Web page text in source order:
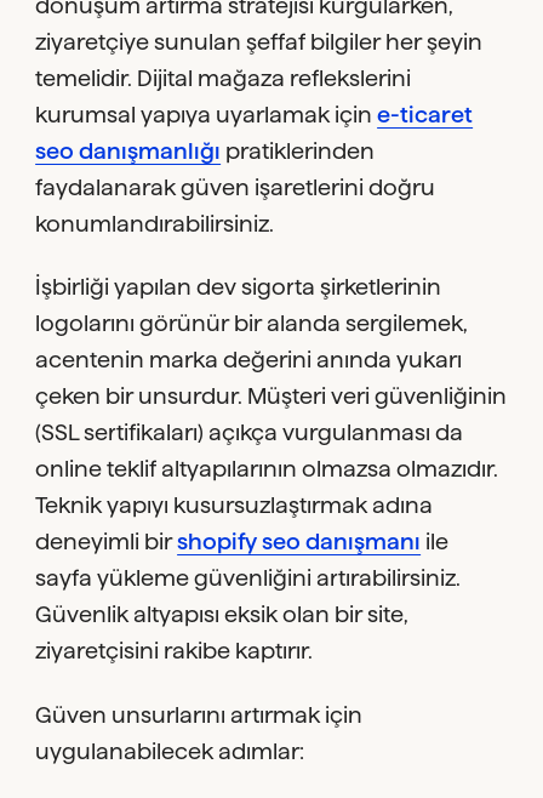
ziyaretçiye sunulan şeffaf bilgiler her şeyin
temelidir. Dijital mağaza reflekslerini
kurumsal yapıya uyarlamak içine-ticaret
seo danışmanlığı pratiklerinden
faydalanarak güven işaretlerini doğru
konumlandırabilirsiniz.
İşbirliği yapılan dev sigorta şirketlerinin
logolarını görünür bir alanda sergilemek,
acentenin marka değerini anında yukarı
çeken bir unsurdur. Müşteri veri güvenliğinin
(SSL sertifikaları) açıkça vurgulanması da
online teklif altyapılarının olmazsa olmazıdır.
Teknik yapıyı kusursuzlaştırmak adına
deneyimli birshopify seo danışmanı ile
sayfa yükleme güvenliğini artırabilirsiniz.
Güvenlik altyapısı eksik olan bir site,
ziyaretçisini rakibe kaptırır.
Güven unsurlarını artırmak için
uygulanabilecek adımlar: